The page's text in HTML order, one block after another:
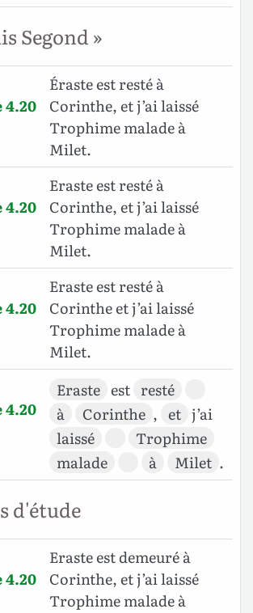
Segond »
Éraste est resté à
Corinthe, et j’ai laissé
Trophime malade à
Milet.
Eraste est resté à
Corinthe, et j’ai laissé
Trophime malade à
Milet.
Eraste est resté à
Corinthe et j’ai laissé
Trophime malade à
Milet.
Eraste est resté
à
Corinthe , et j’ai
laissé
Trophime
malade
à Milet .
d'étude
Eraste est demeuré à
Corinthe, et j’ai laissé
Trophime malade à